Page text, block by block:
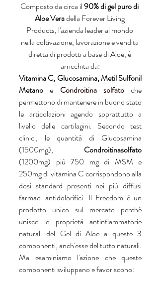
Composto da circa il 90% di gel puro di
Aloe Vera della Forever Living
Products, l'azienda leader al mondo
nella coltivazione, lavorazione e vendita
diretta di prodotti a base di Aloe, è
arricchita da:
Vitamina C, Glucosamina, Metil Sulfonil
Metano e Condroitina solfato che
permettono di mantenere in buono stato
le articolazioni agendo soprattutto a
livello delle cartilagini. Secondo test
clinici, le quantità di Glucosamina
(1500mg), Condroitinasolfato
(1200mg) più 750 mg di MSM e
250mg di vitamina C corrispondono alla
dosi standard presenti nei più diffusi
farmaci antidolorifici. Il Freedom è un
prodotto unico sul mercato perché
unisce le proprietà antinfiammatorie
naturali del Gel di Aloe a queste 3
componenti, anch'esse del tutto naturali.
Ma esaminiamo l'azione che queste
componenti sviluppano e favoriscono: